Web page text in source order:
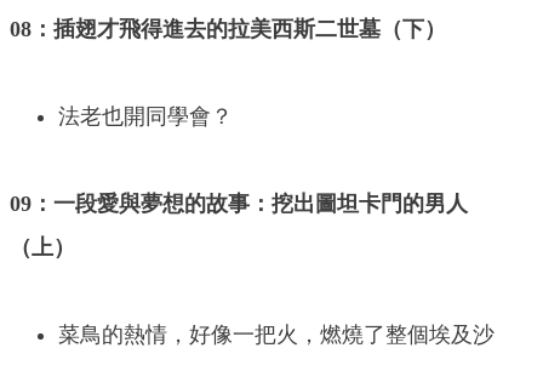
08：插翅才飛得進去的拉美西斯二世墓（下）
法老也開同學會？
09：一段愛與夢想的故事：挖出圖坦卡門的男人
（上）
菜鳥的熱情，好像一把火，燃燒了整個埃及沙